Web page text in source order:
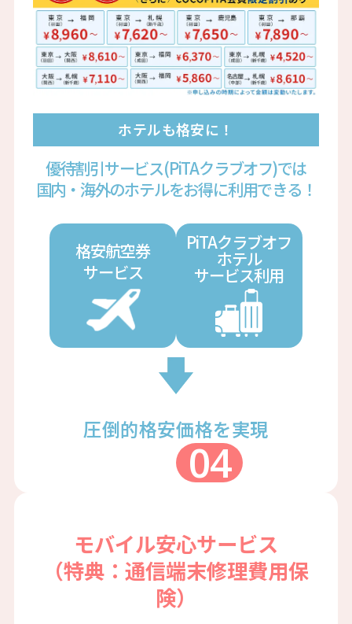
ホテルも格安に！
優待割引サービス(PiTAクラブオフ)では
国内・海外のホテルをお得に利用できる！
格安航空券
サービス
PiTAクラブオフ
ホテル
サービス利用
圧倒的格安価格を実現
04
モバイル安心サービス
（特典：通信端末修理費用保
険）